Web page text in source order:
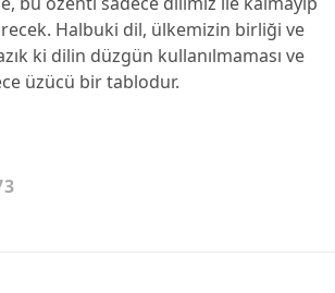
Halbuki dil, ülkemizin birliği ve
ki dilin düzgün kullanılmaması ve
üzücü bir tablodur.